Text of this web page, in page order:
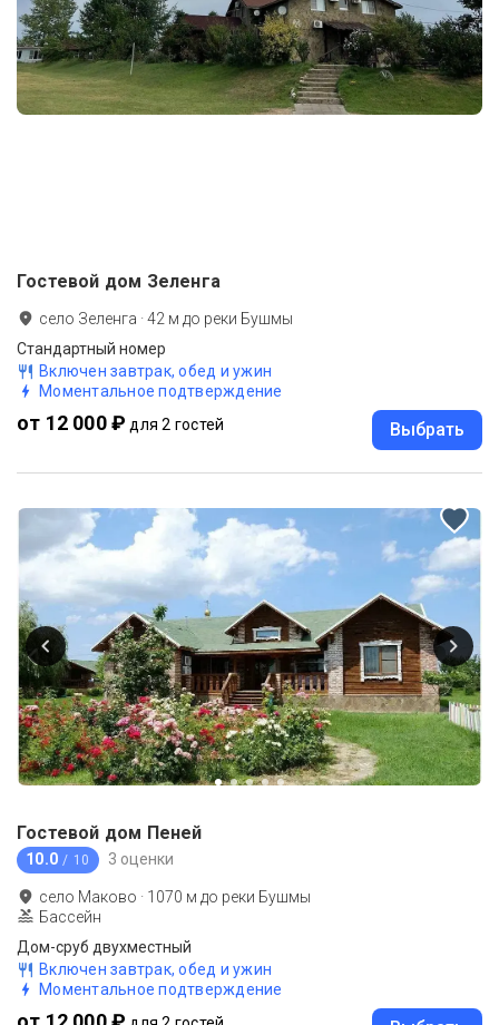
Гостевой дом Зеленга
село Зеленга ·42 м до реки Бушмы
Стандартный номер
Включен завтрак, обед и ужин
Моментальное подтверждение
от 12 000 ₽ для 2 гостей Выбрать
Гостевой дом Пеней
10.0 / 10 3 оценки
село Маково · 1070 м до реки Бушмы
Бассейн
Дом-сруб двухместный
Включен завтрак, обед и ужин
Моментальное подтверждение